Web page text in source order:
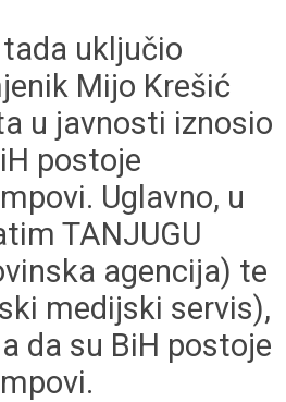
uključio
Mijo Krešić
u javnosti iznosio
postoje
Uglavno, u
TANJUGU
agencija) te
medijski servis),
da su BiH postoje